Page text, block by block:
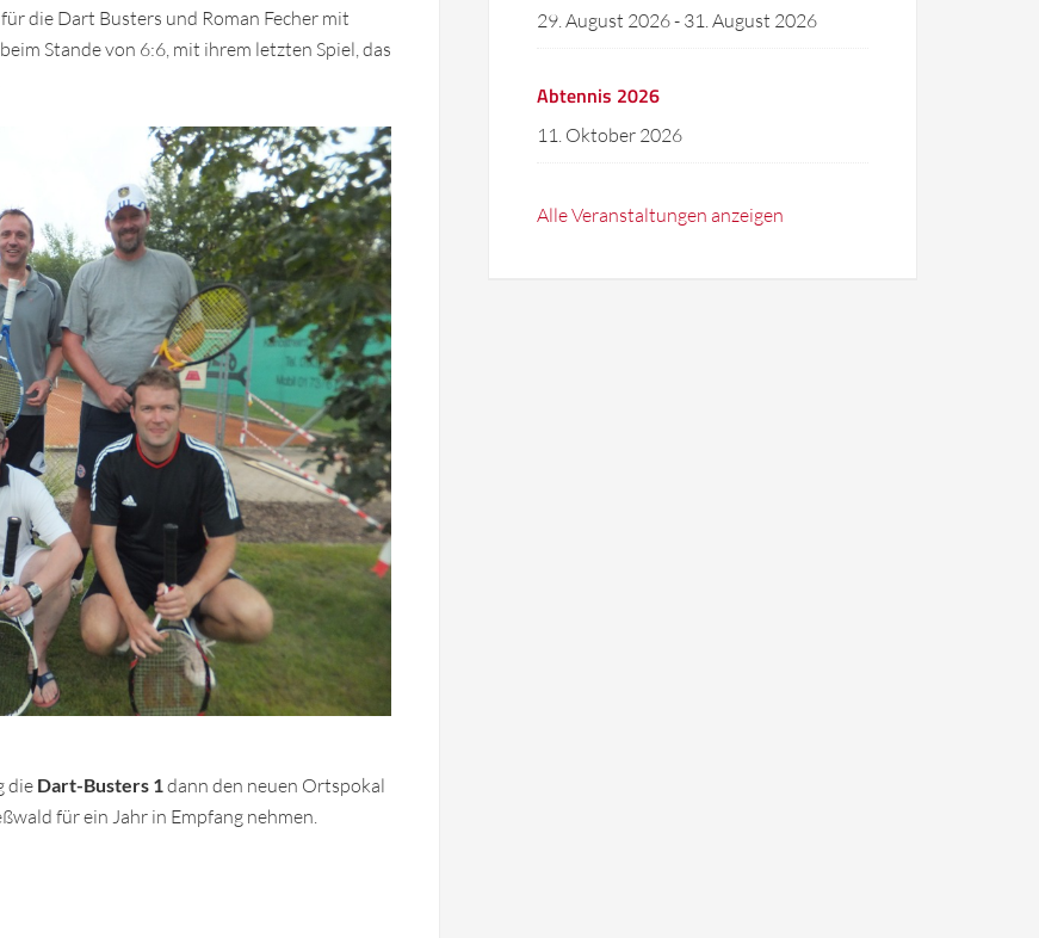
die Dart Busters und Roman Fecher mit
Stande von 6:6, mit ihrem letzten Spiel, das
die Dart-Busters 1 dann den neuen Ortspokal
für ein Jahr in Empfang nehmen.
29. August 2026- 31. August 2026
Abtennis 2026
11. Oktober 2026
Alle Veranstaltungen anzeigen